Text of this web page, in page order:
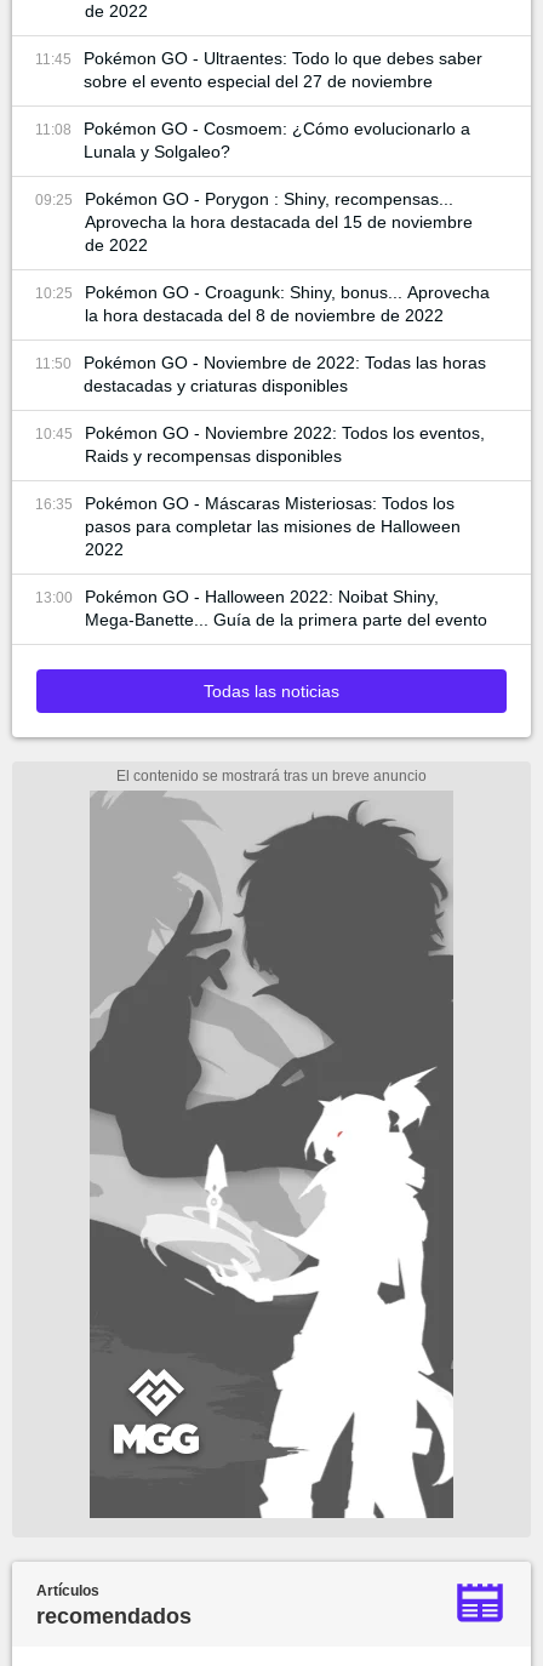
de 2022
11:45
Pokémon GO - Ultraentes: Todo lo que debes saber
sobre el evento especial del 27 de noviembre
11:08
Pokémon GO - Cosmoem: ¿Cómo evolucionarlo a
Lunala y Solgaleo?
09:25
Pokémon GO - Porygon : Shiny, recompensas...
Aprovecha la hora destacada del 15 de noviembre
de 2022
10:25
Pokémon GO - Croagunk: Shiny, bonus... Aprovecha
la hora destacada del 8 de noviembre de 2022
11:50
Pokémon GO - Noviembre de 2022: Todas las horas
destacadas y criaturas disponibles
10:45
Pokémon GO - Noviembre 2022: Todos los eventos,
Raids y recompensas disponibles
16:35
Pokémon GO - Máscaras Misteriosas: Todos los
pasos para completar las misiones de Halloween
2022
13:00
Pokémon GO - Halloween 2022: Noibat Shiny,
Mega-Banette... Guía de la primera parte del evento
Todas las noticias
Artículos
recomendados